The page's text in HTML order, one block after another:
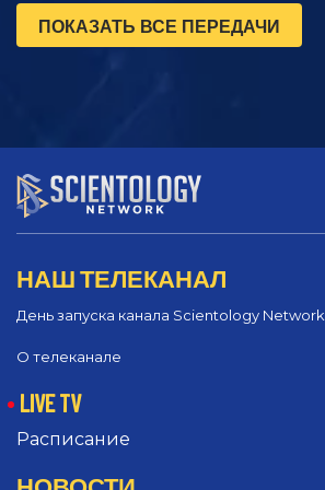
ПОКАЗАТЬ ВСЕ ПЕРЕДАЧИ
НАШ ТЕЛЕКАНАЛ
День запуска канала Scientology Network
О телеканале
LIVE TV
Расписание